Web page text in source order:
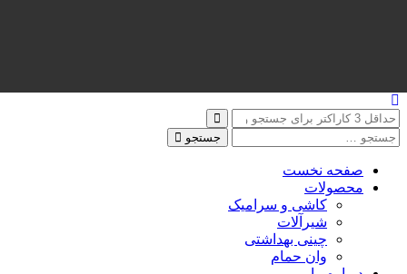
جستجو
صفحه نخست
محصولات
کاشی و سرامیک
شیرآلات
چینی بهداشتی
وان حمام